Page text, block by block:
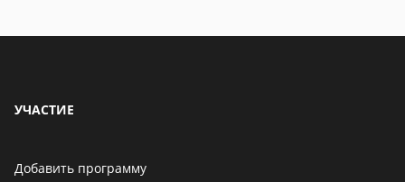
УЧАСТИЕ
Добавить программу